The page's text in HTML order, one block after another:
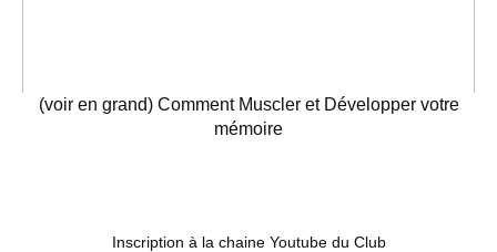
(voir en grand) Comment Muscler et Développer votre
mémoire
Inscription à la chaine Youtube du Club